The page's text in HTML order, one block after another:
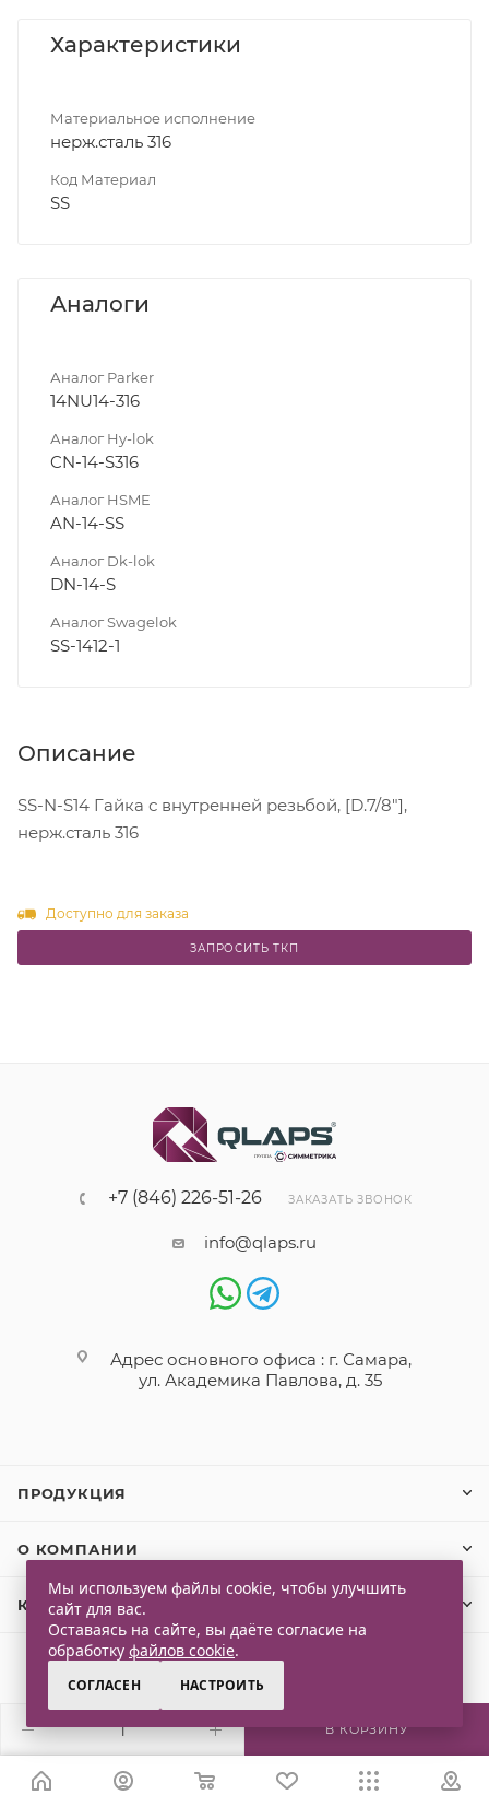
Характеристики
Материальное исполнение
нерж.сталь 316
Код Материал
SS
Аналоги
Аналог Parker
14NU14-316
Аналог Hy-lok
CN-14-S316
Аналог HSME
AN-14-SS
Аналог Dk-lok
DN-14-S
Аналог Swagelok
SS-1412-1
Описание
SS-N-S14 Гайка с внутренней резьбой, [D.7/8"],
нерж.сталь 316
Доступно для заказа
В КОРЗИНУ
ЗАПРОСИТЬ ТКП
+7 (846) 226-51-26 ЗАКАЗАТЬ ЗВОНОК
info@qlaps.ru
Адрес основного офиса : г. Самара,
ул. Академика Павлова, д. 35
ПРОДУКЦИЯ
О КОМПАНИИ
КЛИЕНТАМ
Мы используем файлы cookie, чтобы улучшить
сайт для вас.
Оставаясь на сайте, вы даёте согласие на
обработку файлов cookie.
СОГЛАСЕН НАСТРОИТЬ